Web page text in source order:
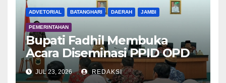
ADVETORIAL BATANGHARI DAERAH JAMBI
PEMERINTAHAN
Bupati Fadhil Membuka
Acara Diseminasi PPID OPD
Dalam Rangka E-Monev
JUL 23, 2026 REDAKSI